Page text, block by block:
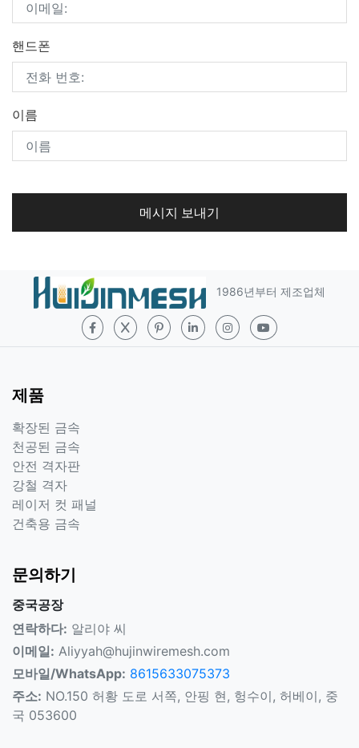
핸드폰
이름
메시지 보내기
1986년부터 제조업체
제품
확장된 금속
천공된 금속
안전 격자판
강철 격자
레이저 컷 패널
건축용 금속
문의하기
중국공장
연락하다: 알리야 씨
이메일: Aliyyah@hujinwiremesh.com
모바일/WhatsApp: 8615633075373
주소: NO.150 허황 도로 서쪽, 안핑 현, 헝수이, 허베이, 중
국 053600